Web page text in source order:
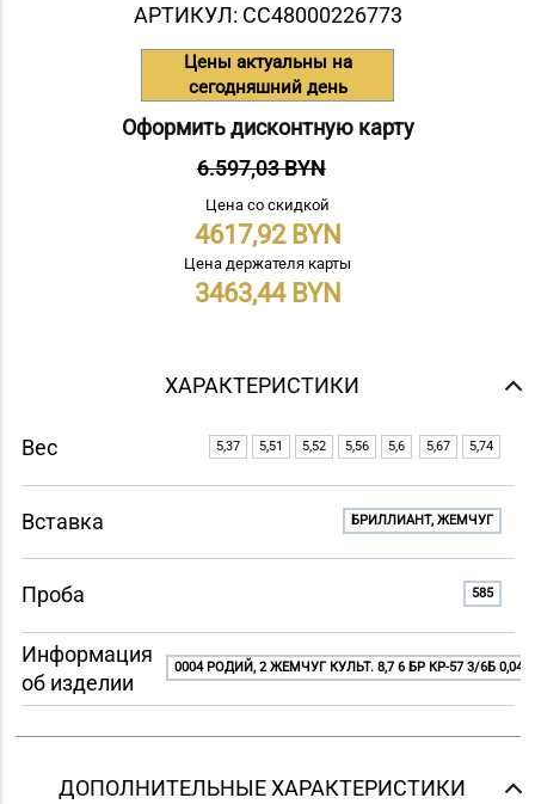
АРТИКУЛ: СC48000226773
Цены актуальны на
сегодняшний день
Оформить дисконтную карту
6.597,03 BYN
Цена со скидкой
4617,92
Цена держателя карты
3463,44
ХАРАКТЕРИСТИКИ
Вес 5,37 5,51 5,52 5,56 5,6 5,67 5,74
Вставка БРИЛЛИАНТ, ЖЕМЧУГ
Проба 585
Информация
об изделии
0004 РОДИЙ, 2 ЖЕМЧУГ КУЛЬТ. 8,7 6 БР КР-57 3/6Б 0,04
ДОПОЛНИТЕЛЬНЫЕ ХАРАКТЕРИСТИКИ